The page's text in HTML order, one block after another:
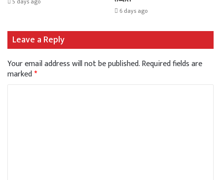
6 days ago
Leave a Reply
Your email address will not be published.Required fields are
marked*